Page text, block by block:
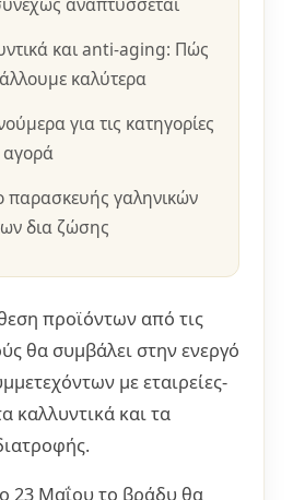
και anti-aging: Πώς
καλύτερα
για τις κατηγορίες
αγορά
παρασκευής γαληνικών
δια ζώσης
προϊόντων από τις
θα συμβάλει στην ενεργό
με εταιρείες-
καλλυντικά και τα
23 Μαΐου το βράδυ θα